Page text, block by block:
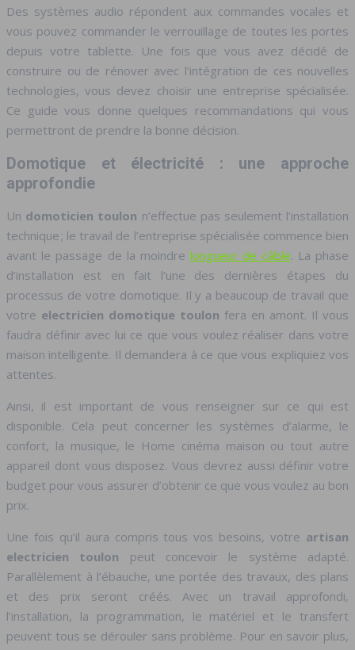
Des systèmes audio répondent aux commandes vocales et
vous pouvez commander le verrouillage de toutes les portes
depuis votre tablette. Une fois que vous avez décidé de
construire ou de rénover avec l’intégration de ces nouvelles
technologies, vous devez choisir une entreprise spécialisée.
Ce guide vous donne quelques recommandations qui vous
permettront de prendre la bonne décision.
Domotique et électricité : une approche
approfondie
Un domoticien toulon n’effectue pas seulement l’installation
technique ; le travail de l’entreprise spécialisée commence bien
avant le passage de la moindrelongueur de câble. La phase
d’installation est en fait l’une des dernières étapes du
processus de votre domotique. Il y a beaucoup de travail que
votre electricien domotique toulon fera en amont. Il vous
faudra définir avec lui ce que vous voulez réaliser dans votre
maison intelligente. Il demandera à ce que vous expliquiez vos
attentes.
Ainsi, il est important de vous renseigner sur ce qui est
disponible. Cela peut concerner les systèmes d’alarme, le
confort, la musique, le Home cinéma maison ou tout autre
appareil dont vous disposez. Vous devrez aussi définir votre
budget pour vous assurer d’obtenir ce que vous voulez au bon
prix.
Une fois qu’il aura compris tous vos besoins, votre artisan
electricien toulon peut concevoir le système adapté.
Parallèlement à l’ébauche, une portée des travaux, des plans
et des prix seront créés. Avec un travail approfondi,
l’installation, la programmation, le matériel et le transfert
peuvent tous se dérouler sans problème. Pour en savoir plus,